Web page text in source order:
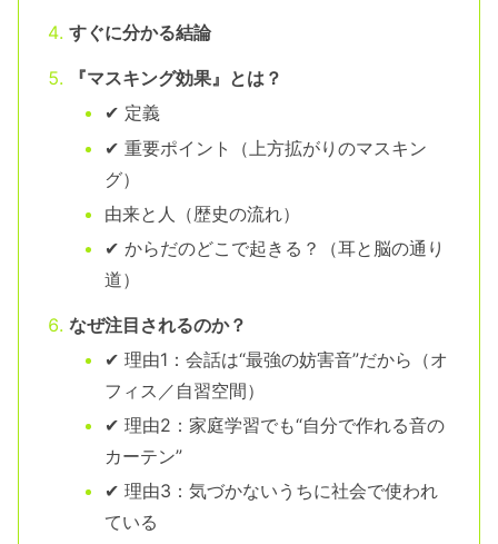
すぐに分かる結論
『マスキング効果』とは？
✔ 定義
✔ 重要ポイント（上方拡がりのマスキン
グ）
由来と人（歴史の流れ）
✔ からだのどこで起きる？（耳と脳の通り
道）
なぜ注目されるのか？
✔ 理由1：会話は“最強の妨害音”だから（オ
フィス／自習空間）
✔ 理由2：家庭学習でも“自分で作れる音の
カーテン”
✔ 理由3：気づかないうちに社会で使われ
ている